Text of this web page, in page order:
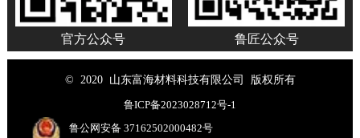
官方公众号 鲁匠公众号
© 2020 山东富海材料科技有限公司 版权所有
鲁ICP备2023028712号-1
鲁公网安备 37162502000482号